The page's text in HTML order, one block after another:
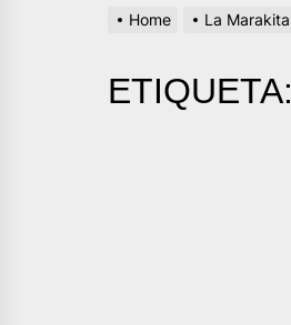
Home La Marakita
ETIQUETA: